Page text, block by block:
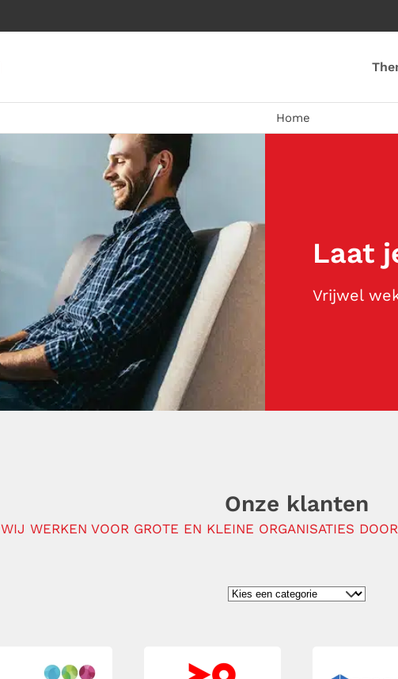
Home
Laat
Vrijwel
Onze klanten
WIJ WERKEN VOOR GROTE EN KLEINE ORGANISATIES